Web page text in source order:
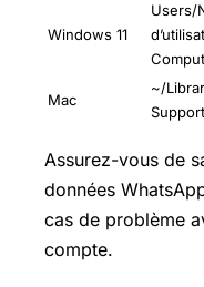
Windows 11
Users/
Mac
~/
Assurez-vous de
données
cas de problème
compte.